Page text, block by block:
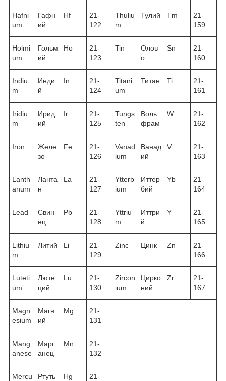
Hafni
um
Гафн
ий
Hf
21-
122
Thuliu
m
Тулий Tm
21-
159
Holmi
um
Гольм
ий
Ho
21-
123
Tin
Олов
о
Sn
21-
160
Indiu
m
Инди
й
In
21-
124
Titani
um
Титан Ti
21-
161
Iridiu
m
Ирид
ий
Ir
21-
125
Tungs
ten
Воль
фрам
W
21-
162
Iron
Желе
зо
Fe
21-
126
Vanad
ium
Ванад
ий
V
21-
163
Lanth
anum
Ланта
н
La
21-
127
Ytterb
ium
Иттер
бий
Yb
21-
164
Lead
Свин
ец
Pb
21-
128
Yttriu
m
Иттри
й
Y
21-
165
Lithiu
m
Литий Li
21-
129
Zinc Цинк Zn
21-
166
Luteti
um
Люте
ций
Lu
21-
130
Zircon
ium
Цирко
ний
Zr
21-
167
Magn
esium
Магн
ий
Mg
21-
131
Mang
anese
Марг
анец
Mn
21-
132
Mercu
Ртуть Hg
21-